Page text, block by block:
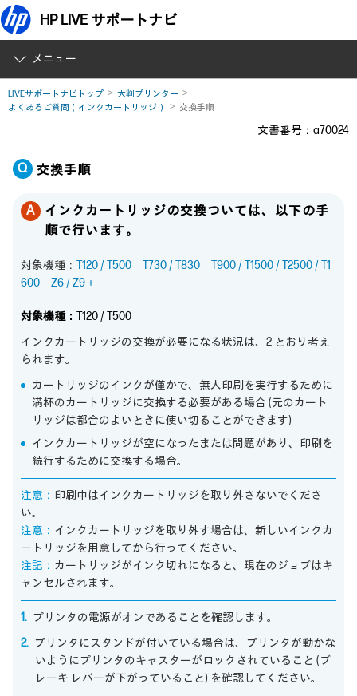
HP LIVE サポートナビ
メニュー
LIVEサポートナビトップ
大判プリンター
よくあるご質問（インクカートリッジ）
交換手順
文書番号：a70024
交換手順
インクカートリッジの交換ついては、以下の手
順で行います。
対象機種： T120 / T500 T730 / T830
T900 / T1500 / T2500 / T1
600
Z6 / Z9＋
対象機種： T120 / T500
インクカートリッジの交換が必要になる状況は、2 とおり考え
られます。
カートリッジのインクが僅かで、無人印刷を実行するために
満杯のカートリッジに交換する必要がある場合 (元のカート
リッジは都合のよいときに使い切ることができます)
インクカートリッジが空になったまたは問題があり、印刷を
続行するために交換する場合。
注意： 印刷中はインクカートリッジを取り外さないでくださ
い。
注意： インクカートリッジを取り外す場合は、新しいインクカ
ートリッジを用意してから行ってください。
注記： カートリッジがインク切れになると、現在のジョブはキ
ャンセルされます。
プリンタの電源がオンであることを確認します。
プリンタにスタンドが付いている場合は、プリンタが動かな
いようにプリンタのキャスターがロックされていること (ブ
レーキ レバーが下がっていること) を確認してください。